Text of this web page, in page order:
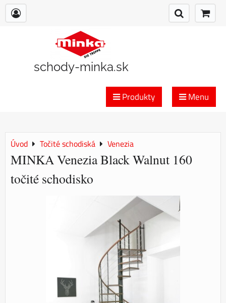
schody-minka.sk
Produkty Menu
Úvod Točité schodiská Venezia
MINKA Venezia Black Walnut 160
točité schodisko